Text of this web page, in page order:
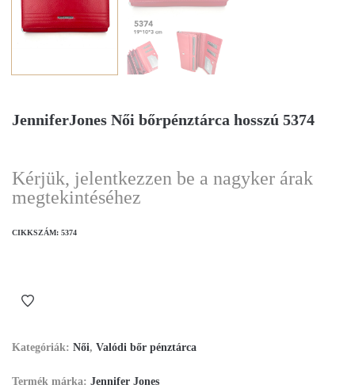
JenniferJones Női bőrpénztárca hosszú 5374
Kérjük, jelentkezzen be a nagyker árak
megtekintéséhez
CIKKSZÁM: 5374
Kategóriák: Női, Valódi bőr pénztárca
Termék márka: Jennifer Jones